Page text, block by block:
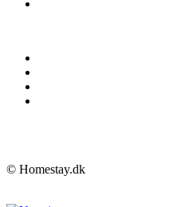
© Homestay.dk